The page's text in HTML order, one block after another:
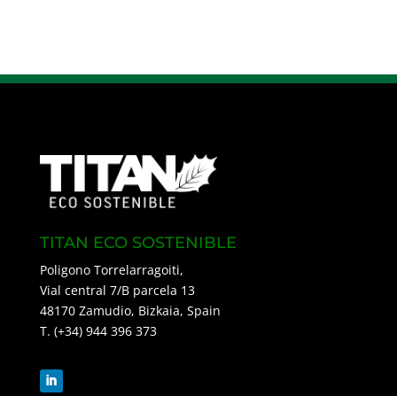
TITAN ECO SOSTENIBLE
Poligono Torrelarragoiti,
Vial central 7/B parcela 13
48170 Zamudio, Bizkaia, Spain
T. (+34) 944 396 373